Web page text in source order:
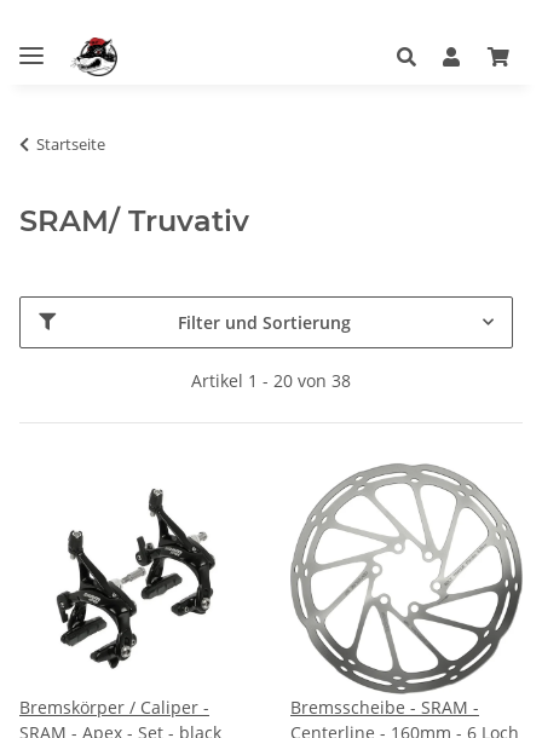
Startseite
SRAM/ Truvativ
Filter und Sortierung
Artikel 1 - 20 von 38
Bremskörper / Caliper -
SRAM - Apex - Set - black
Bremsscheibe - SRAM -
Centerline - 160mm - 6 Loch